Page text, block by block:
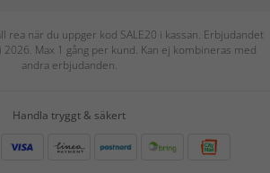
rea när du uppger kod SALE20 i kassan. Erbjudandet
Max 1 gång per kund. Kan ej kombineras med
andra erbjudanden.
Handla tryggt & säkert